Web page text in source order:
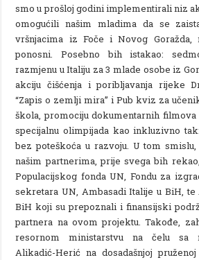
smo u prošloj godini implementirali niz
omogućili našim mladima da se
vršnjacima iz Foče i Novog Goražda,
ponosni. Posebno bih istakao:
razmjenu u Italiju za 3 mlade osobe iz
akciju čišćenja i poribljavanja rijeke
“Zapis o zemlji mira” i Pub kviz za
škola, promociju dokumentarnih
specijalnu olimpijada kao inkluzivno
bez poteškoća u razvoju. U tom
našim partnerima, prije svega bih
Populacijskog fonda UN, Fondu za
sekretara UN, Ambasadi Italije u BiH, te
BiH koji su prepoznali i finansijski
partnera na ovom projektu. Takođe,
resornom ministarstvu na čelu sa
Alikadić-Herić na dosadašnjoj